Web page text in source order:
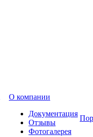
О компании
Документация
Отзывы
Фотогалерея